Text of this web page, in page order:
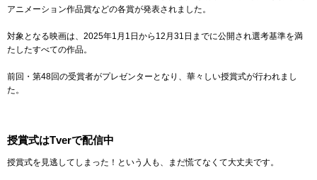
アニメーション作品賞などの各賞が発表されました。
対象となる映画は、2025年1月1日から12月31日までに公開され選考基準を満
たしたすべての作品。
前回・第48回の受賞者がプレゼンターとなり、華々しい授賞式が行われまし
た。
授賞式はTverで配信中
授賞式を見逃してしまった！という人も、まだ慌てなくて大丈夫です。